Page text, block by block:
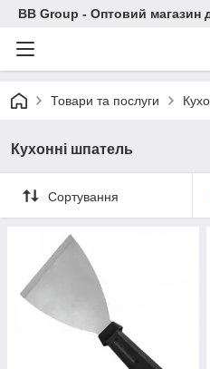
BB Group - Оптовий магазин
Товари та послуги
Кухонні шпатель
Сортування